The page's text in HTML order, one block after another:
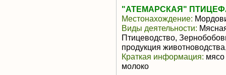
"АТЕМАРСКАЯ"
Местонахождение:
Виды деятельности:
Птицеводство,
продукция
Краткая информация: мясо
молоко